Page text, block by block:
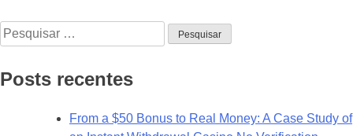
Kamagra
770641
Pesquisar
por:
Posts recentes
From a $50 Bonus to Real Money: A Case Study of